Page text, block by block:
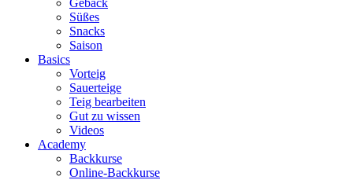
Gebäck
Süßes
Snacks
Saison
Basics
Vorteig
Sauerteige
Teig bearbeiten
Gut zu wissen
Videos
Academy
Backkurse
Online-Backkurse